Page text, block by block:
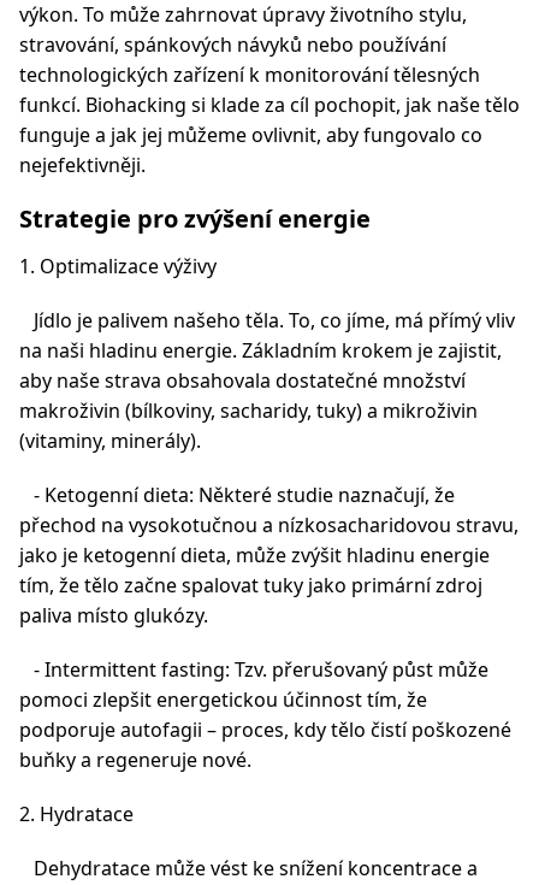
výkon. To může zahrnovat úpravy životního stylu,
stravování, spánkových návyků nebo používání
technologických zařízení k monitorování tělesných
funkcí. Biohacking si klade za cíl pochopit, jak naše tělo
funguje a jak jej můžeme ovlivnit, aby fungovalo co
nejefektivněji.
Strategie pro zvýšení energie
1. Optimalizace výživy
Jídlo je palivem našeho těla. To, co jíme, má přímý vliv
na naši hladinu energie. Základním krokem je zajistit,
aby naše strava obsahovala dostatečné množství
makroživin (bílkoviny, sacharidy, tuky) a mikroživin
(vitaminy, minerály).
- Ketogenní dieta: Některé studie naznačují, že
přechod na vysokotučnou a nízkosacharidovou stravu,
jako je ketogenní dieta, může zvýšit hladinu energie
tím, že tělo začne spalovat tuky jako primární zdroj
paliva místo glukózy.
- Intermittent fasting: Tzv. přerušovaný půst může
pomoci zlepšit energetickou účinnost tím, že
podporuje autofagii – proces, kdy tělo čistí poškozené
buňky a regeneruje nové.
2. Hydratace
Dehydratace může vést ke snížení koncentrace a